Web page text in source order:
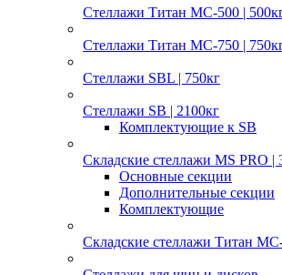
Стеллажи Титан МС-500 |
Стеллажи Титан МС-750 |
Стеллажи SBL | 750кг
Стеллажи SB | 2100кг
Комплектующие к SB
Складские стеллажи MS PRO |
Основные секции
Дополнительные секции
Комплектующие
Складские стеллажи Титан